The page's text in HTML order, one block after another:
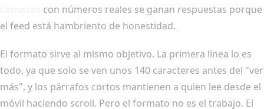
con números reales se ganan respuestas porque
el feed está hambriento de honestidad.
El formato sirve al mismo objetivo. La primera línea lo es
todo, ya que solo se ven unos 140 caracteres antes del "ver
más", y los párrafos cortos mantienen a quien lee desde el
móvil haciendo scroll. Pero el formato no es el trabajo. El